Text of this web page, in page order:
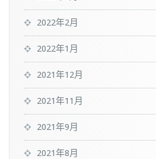
2022年2月
2022年1月
2021年12月
2021年11月
2021年9月
2021年8月